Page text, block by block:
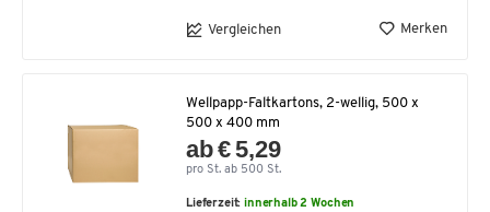
Vergleichen Merken
Wellpapp-Faltkartons, 2-wellig, 500 x
500 x 400 mm
ab € 5,29
pro St. ab 500 St.
Lieferzeit:innerhalb 2 Wochen